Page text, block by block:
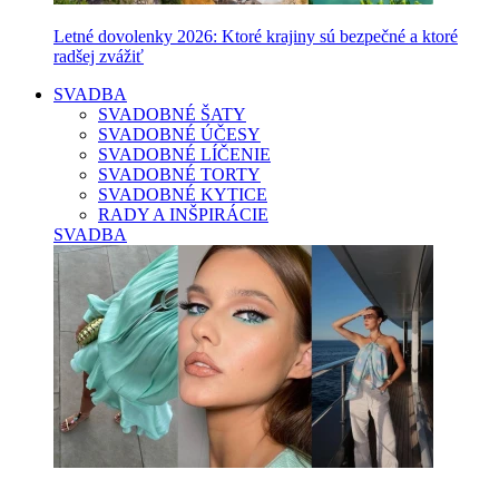
Letné dovolenky 2026: Ktoré krajiny sú bezpečné a ktoré
radšej zvážiť
SVADBA
SVADOBNÉ ŠATY
SVADOBNÉ ÚČESY
SVADOBNÉ LÍČENIE
SVADOBNÉ TORTY
SVADOBNÉ KYTICE
RADY A INŠPIRÁCIE
SVADBA